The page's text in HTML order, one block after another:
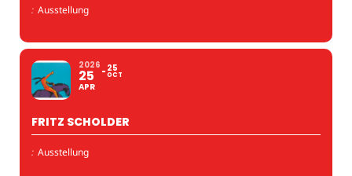
: Ausstellung
2026
25
APR
25
OCT
FRITZ SCHOLDER
: Ausstellung